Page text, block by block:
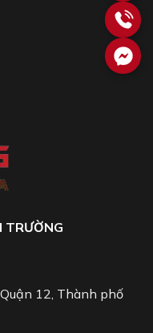
TRƯỜNG
12, Thành phố